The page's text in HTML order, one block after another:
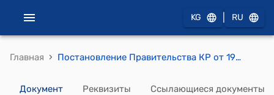
KG RU
Главная › Постановление Правительства КР от 19 марта 2003 года № 143 "Об утверждении методических рекомендаций по оценке стоимости имущества объектов приватизации"
Документ Реквизиты Ссылающиеся документы